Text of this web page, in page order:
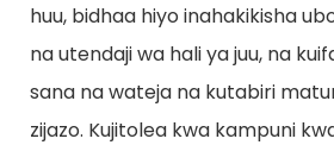
huu, bidhaa hiyo inahakikisha
na utendaji wa hali ya juu, na
sana na wateja na kutabiri
zijazo. Kujitolea kwa kampuni